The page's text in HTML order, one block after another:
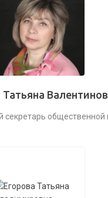
Татьяна
секретарь общественной